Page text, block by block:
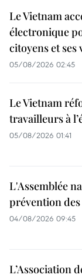
Le Vietnam
électronique
citoyens et ses
05/08/2026 02:45
Le Vietnam
travailleurs à
05/08/2026 01:41
L'Assemblée
prévention
04/08/2026 09:45
L’Association